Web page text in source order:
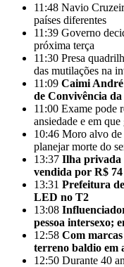
11:48 Navio
países diferentes
11:39 Governo
próxima terça
11:30 Presa
das mutilações na
11:09 Caimi
de Convivência
11:00 Exame pode
ansiedade e em que
10:46 Moro alvo de
planejar morte do
13:37 Ilha privada
vendida por R$
13:31 Prefeitura
LED no T2
13:08
pessoa intersexo;
12:58 Com
terreno baldio em
12:50 Durante 40